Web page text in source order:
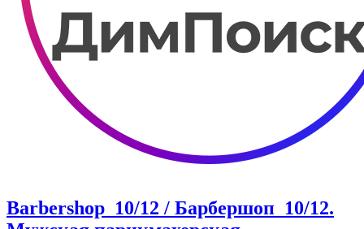
Barbershop_10/12 / Барбершоп_10/12.